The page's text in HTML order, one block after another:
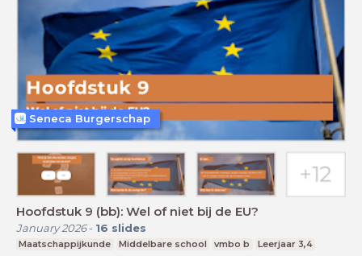
Hoofdstuk 9 (bb): Wel of niet bij de EU?
January 2026- 16 slides
Maatschappijkunde Middelbare school vmbo b Leerjaar 3,4
Seneca Burgerschap